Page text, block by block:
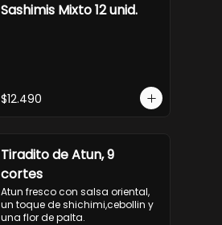
Sashimis Mixto 12 unid.
$12.490
Tiradito de Atun, 9
cortes
Atun fresco con salsa oriental,
un toque de shichimi,cebollin y
una flor de palta.